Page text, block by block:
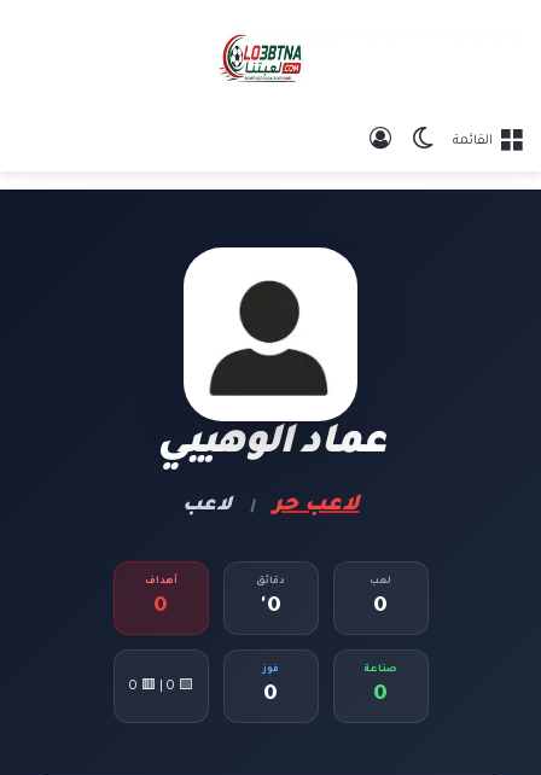
القائمة الوضع المظلم
عماد الوهيبي
لاعب حر | لاعب
لعب
0
دقائق
0'
أهداف
0
صناعة
0
فوز
0
🟨 0 | 🟥 0